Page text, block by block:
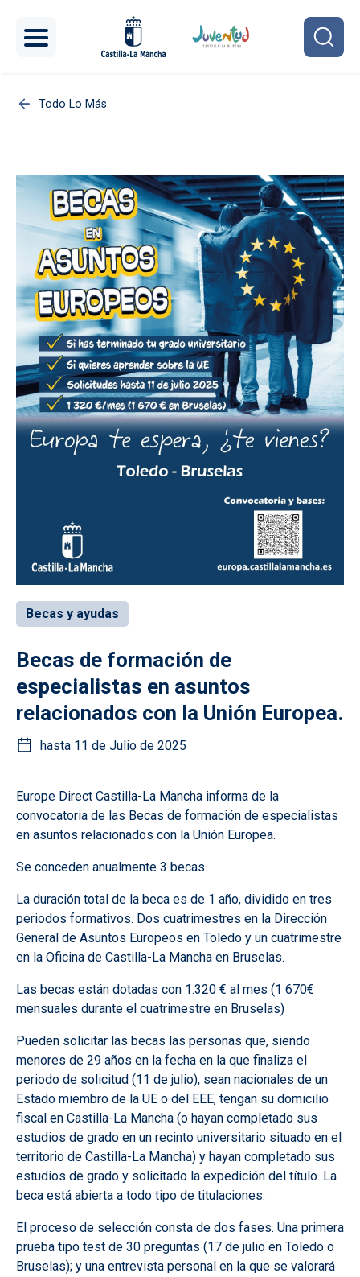
Todo Lo Más
Becas y ayudas
Becas de formación de
especialistas en asuntos
relacionados con la Unión Europea.
hasta 11 de Julio de 2025
Europe Direct Castilla-La Mancha informa de la
convocatoria de las Becas de formación de especialistas
en asuntos relacionados con la Unión Europea.
Se conceden anualmente 3 becas.
La duración total de la beca es de 1 año, dividido en tres
periodos formativos. Dos cuatrimestres en la Dirección
General de Asuntos Europeos en Toledo y un cuatrimestre
en la Oficina de Castilla-La Mancha en Bruselas.
Las becas están dotadas con 1.320 € al mes (1 670€
mensuales durante el cuatrimestre en Bruselas)
Pueden solicitar las becas las personas que, siendo
menores de 29 años en la fecha en la que finaliza el
periodo de solicitud (11 de julio), sean nacionales de un
Estado miembro de la UE o del EEE, tengan su domicilio
fiscal en Castilla-La Mancha (o hayan completado sus
estudios de grado en un recinto universitario situado en el
territorio de Castilla-La Mancha) y hayan completado sus
estudios de grado y solicitado la expedición del título. La
beca está abierta a todo tipo de titulaciones.
El proceso de selección consta de dos fases. Una primera
prueba tipo test de 30 preguntas (17 de julio en Toledo o
Bruselas); y una entrevista personal en la que se valorará